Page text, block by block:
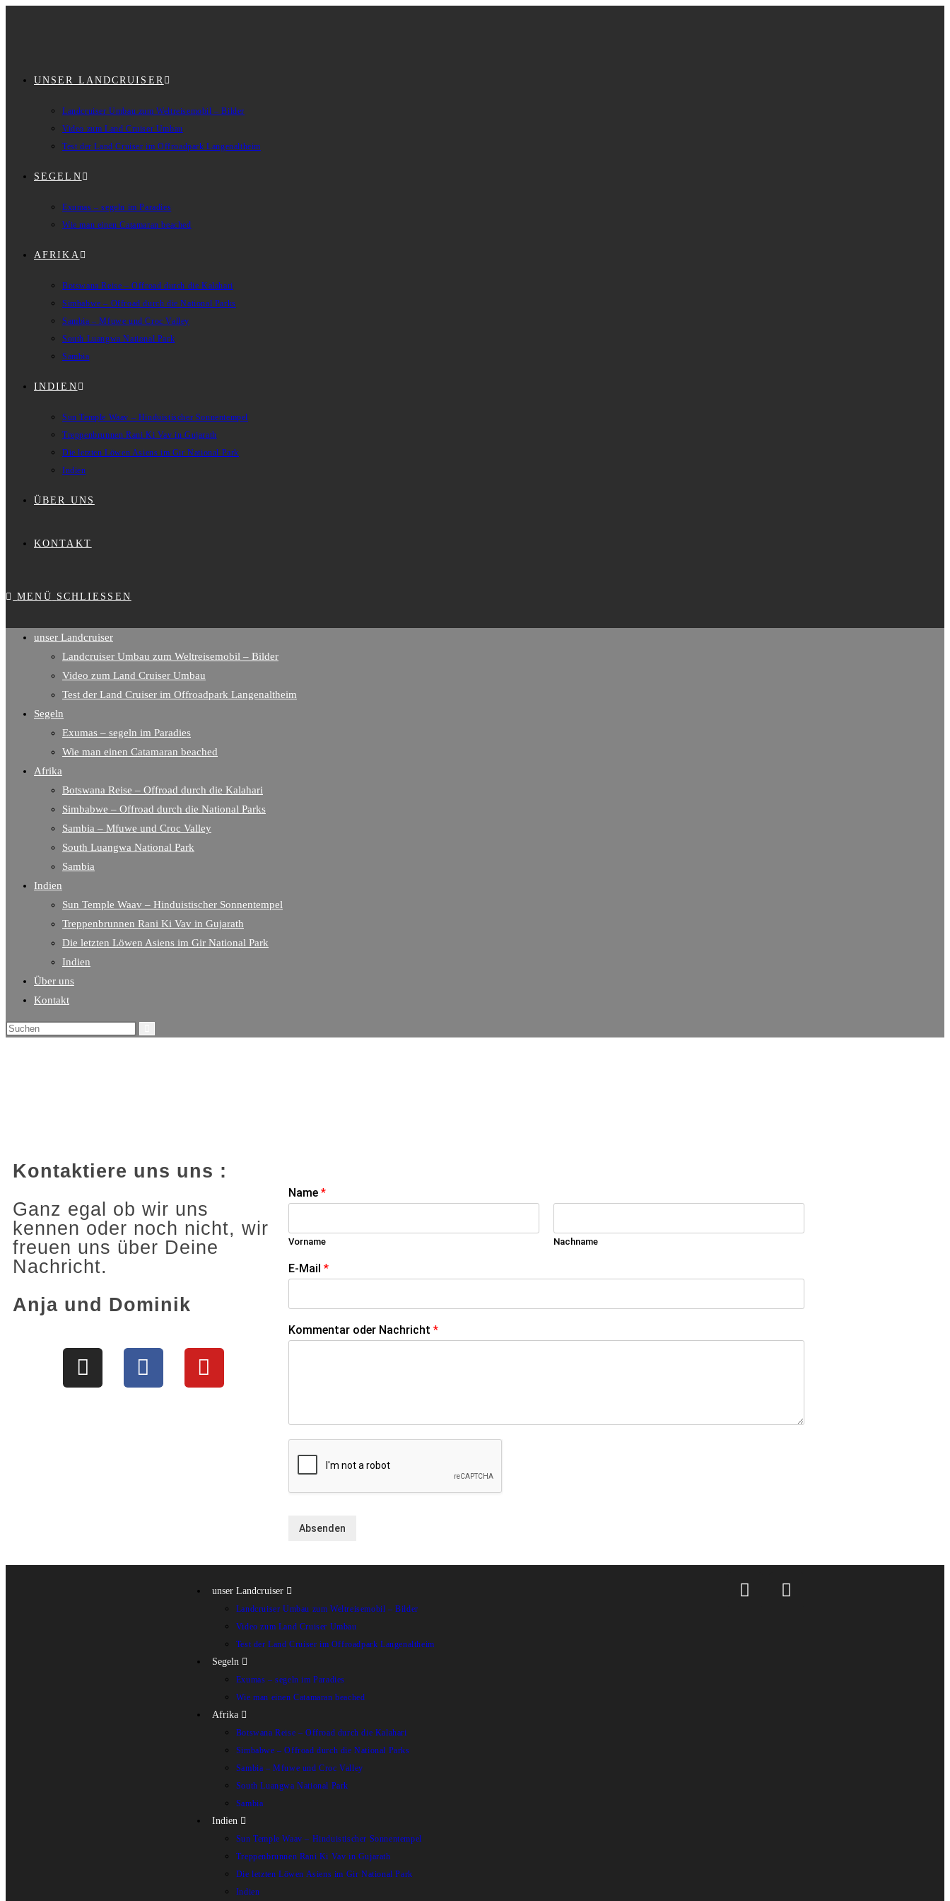
UNSER LANDCRUISER
Landcruiser Umbau zum Weltreisemobil – Bilder
Video zum Land Cruiser Umbau
Test der Land Cruiser im Offroadpark Langenaltheim
SEGELN
Exumas – segeln im Paradies
Wie man einen Catamaran beached
AFRIKA
Botswana Reise – Offroad durch die Kalahari
Simbabwe – Offroad durch die National Parks
Sambia – Mfuwe und Croc Valley
South Luangwa National Park
Sambia
INDIEN
Sun Temple Waav – Hinduistischer Sonnentempel
Treppenbrunnen Rani Ki Vav in Gujarath
Die letzten Löwen Asiens im Gir National Park
Indien
ÜBER UNS
KONTAKT
MENÜ SCHLIESSEN
unser Landcruiser
Landcruiser Umbau zum Weltreisemobil – Bilder
Video zum Land Cruiser Umbau
Test der Land Cruiser im Offroadpark Langenaltheim
Segeln
Exumas – segeln im Paradies
Wie man einen Catamaran beached
Afrika
Botswana Reise – Offroad durch die Kalahari
Simbabwe – Offroad durch die National Parks
Sambia – Mfuwe und Croc Valley
South Luangwa National Park
Sambia
Indien
Sun Temple Waav – Hinduistischer Sonnentempel
Treppenbrunnen Rani Ki Vav in Gujarath
Die letzten Löwen Asiens im Gir National Park
Indien
Über uns
Kontakt
Kontaktiere uns uns :
Ganz egal ob wir uns
kennen oder noch nicht, wir
freuen uns über Deine
Nachricht.
Anja und Dominik
Name *
Vorname Nachname
E-Mail *
Kommentar oder Nachricht *
Absenden
unser Landcruiser
Landcruiser Umbau zum Weltreisemobil – Bilder
Video zum Land Cruiser Umbau
Test der Land Cruiser im Offroadpark Langenaltheim
Segeln
Exumas – segeln im Paradies
Wie man einen Catamaran beached
Afrika
Botswana Reise – Offroad durch die Kalahari
Simbabwe – Offroad durch die National Parks
Sambia – Mfuwe und Croc Valley
South Luangwa National Park
Sambia
Indien
Sun Temple Waav – Hinduistischer Sonnentempel
Treppenbrunnen Rani Ki Vav in Gujarath
Die letzten Löwen Asiens im Gir National Park
Indien